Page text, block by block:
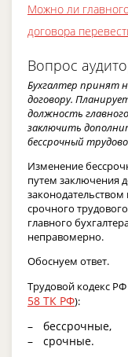
Можно ли
договора
Вопрос
Бухгалтер принят
договору.
должность
заключить
бессрочный
Изменение
путем заключения
срочного
главного
неправомерно.
Обоснуем ответ.
Трудовой кодекс
58 ТК РФ):
бессрочные,
срочные.